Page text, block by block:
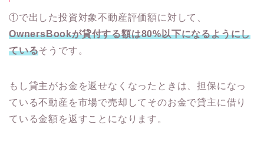
①で出した投資対象不動産評価額に対して、
OwnersBookが貸付する額は80%以下になるようにし
ているそうです。
もし貸主がお金を返せなくなったときは、担保になっ
ている不動産を市場で売却してそのお金で貸主に借り
ている金額を返すことになります。